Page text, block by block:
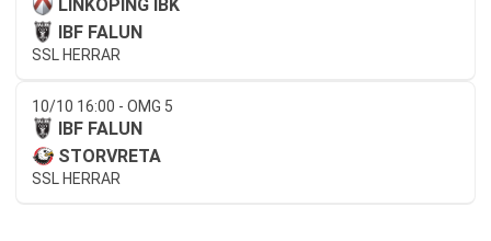
LINKÖPING IBK
IBF FALUN
SSL HERRAR
10/10 16:00 - OMG 5
IBF FALUN
STORVRETA
SSL HERRAR